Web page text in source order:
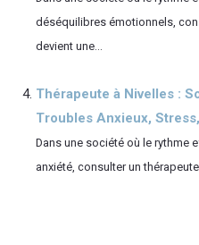
déséquilibres émotionnels,
devient une...
Thérapeute à Nivelles :
Troubles Anxieux,
Dans une société où le rythme
anxiété, consulter un